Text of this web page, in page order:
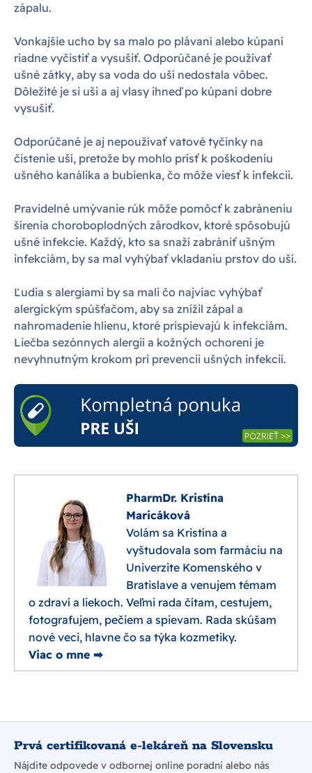
zápalu.
Vonkajšie ucho by sa malo po plávaní alebo kúpaní
riadne vyčistiť a vysušiť. Odporúčané je používať
ušné zátky, aby sa voda do uší nedostala vôbec.
Dôležité je si uši a aj vlasy ihneď po kúpaní dobre
vysušiť.
Odporúčané je aj nepoužívať vatové tyčinky na
čistenie uší, pretože by mohlo prísť k poškodeniu
ušného kanálika a bubienka, čo môže viesť k infekcii.
Pravidelné umývanie rúk môže pomôcť k zabráneniu
šírenia choroboplodných zárodkov, ktoré spôsobujú
ušné infekcie. Každý, kto sa snaží zabrániť ušným
infekciám, by sa mal vyhýbať vkladaniu prstov do uší.
Ľudia s alergiami by sa mali čo najviac vyhýbať
alergickým spúšťačom, aby sa znížil zápal a
nahromadenie hlienu, ktoré prispievajú k infekciám.
Liečba sezónnych alergií a kožných ochorení je
nevyhnutným krokom pri prevencii ušných infekcií.
PharmDr. Kristína
Maricáková
Volám sa Kristína a
vyštudovala som farmáciu na
Univerzite Komenského v
Bratislave a venujem témam
o zdraví a liekoch. Veľmi rada čítam, cestujem,
fotografujem, pečiem a spievam. Rada skúšam
nové veci, hlavne čo sa týka kozmetiky.
Viac o mne ➡
Prvá certifikovaná e-lekáreň na Slovensku
Nájdite odpovede v odbornej online poradni alebo nás